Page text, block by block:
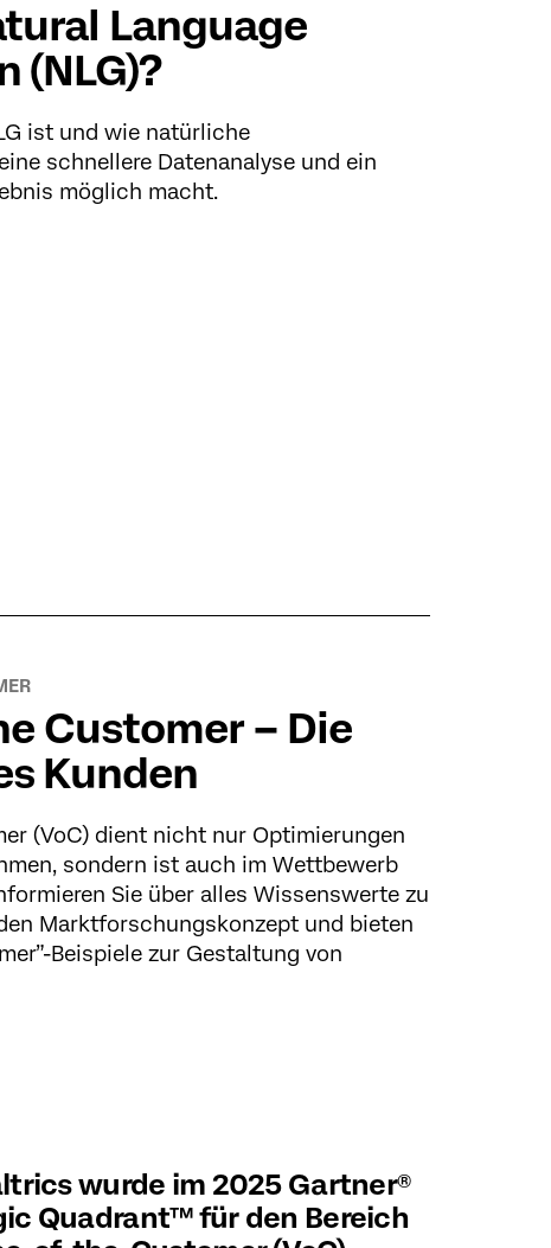
Language
(NLG)?
ist und wie natürliche
schnellere Datenanalyse und ein
möglich macht.
Customer – Die
Kunden
(VoC) dient nicht nur Optimierungen
sondern ist auch im Wettbewerb
Sie über alles Wissenswerte zu
Marktforschungskonzept und bieten
Beispiele zur Gestaltung von
wurde im 2025 Gartner®
Quadrant™ für den Bereich